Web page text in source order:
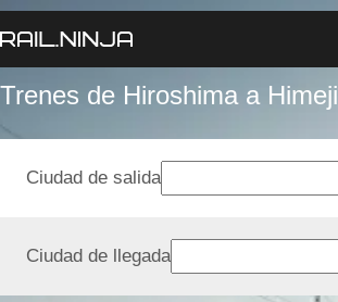
Trenes de Hiroshima a Himeji
Ciudad de salida
Ciudad de llegada